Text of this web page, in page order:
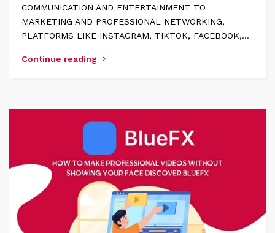
COMMUNICATION AND ENTERTAINMENT TO
MARKETING AND PROFESSIONAL NETWORKING,
PLATFORMS LIKE INSTAGRAM, TIKTOK, FACEBOOK,…
Continue reading